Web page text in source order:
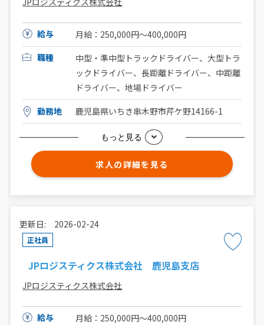
給与
月給：250,000円〜400,000円
職種
中型・準中型トラックドライバー、大型トラ
ックドライバー、長距離ドライバー、中距離
ドライバー、地場ドライバー
勤務地
鹿児島県いちき串木野市芹ケ野14166-1
もっと見る
求人の詳細を見る
更新日: 2026-02-24
正社員
JPロジスティクス株式会社 鹿児島支店
JPロジスティクス株式会社
給与
月給：250,000円〜400,000円